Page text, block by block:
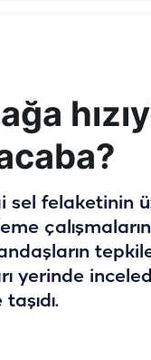
sel felaketinin
yerinde